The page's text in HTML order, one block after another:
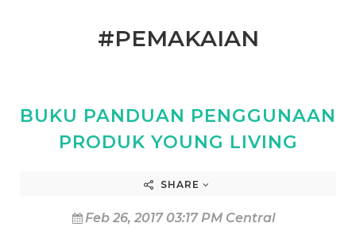
#PEMAKAIAN
BUKU PANDUAN PENGGUNAAN
PRODUK YOUNG LIVING
SHARE
Feb 26, 2017 03:17 PM Central